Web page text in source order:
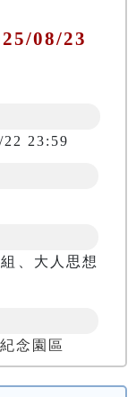
08/23
23:59
、大人思想
念園區